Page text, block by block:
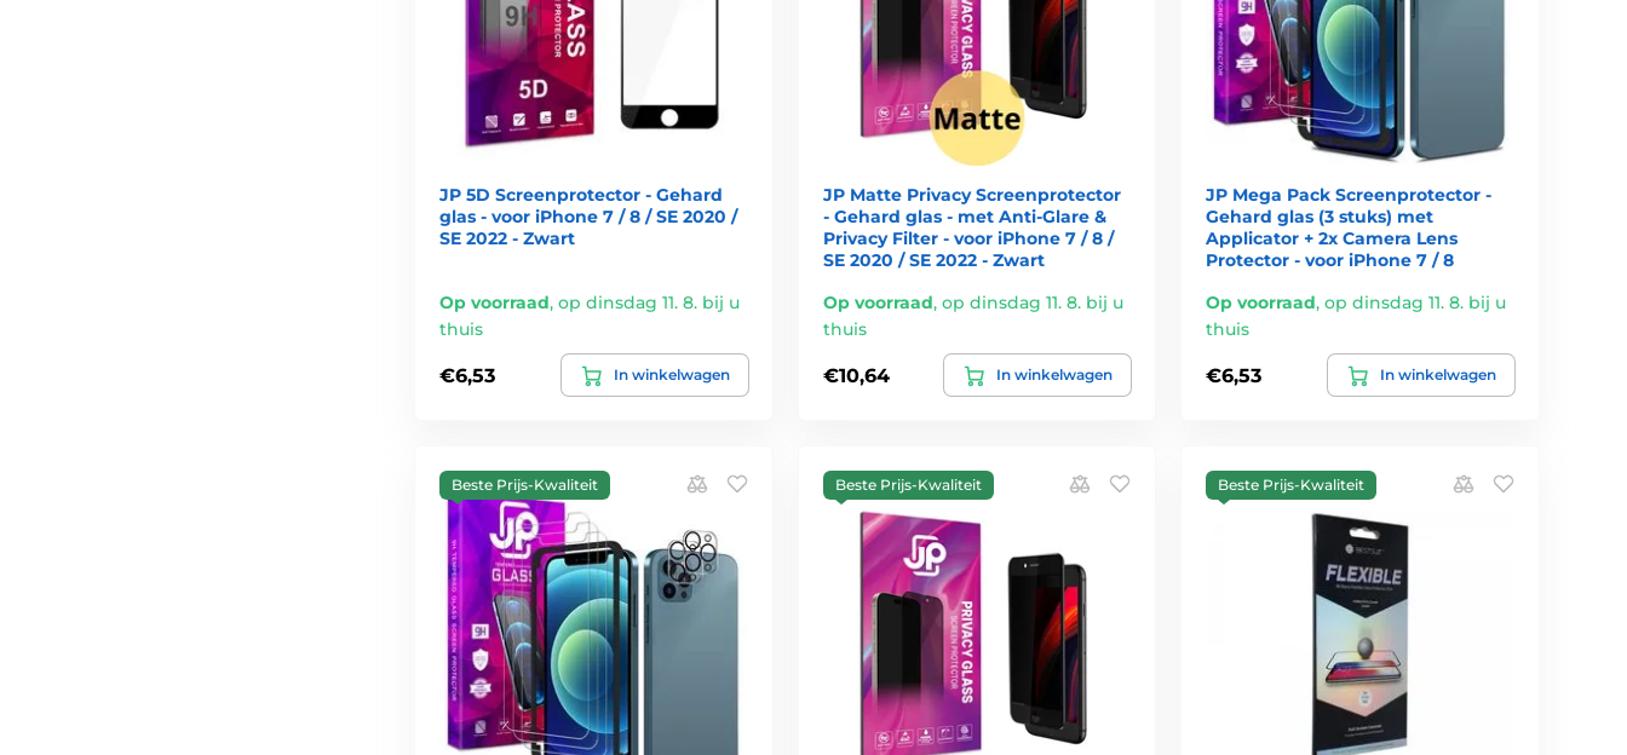
JP 5D Screenprotector - Gehard
glas - voor iPhone 7 / 8 / SE 2020 /
SE 2022 - Zwart
Op voorraad, op dinsdag 11. 8. bij u
thuis
€6,53 In winkelwagen
JP Matte Privacy Screenprotector
- Gehard glas - met Anti-Glare &
Privacy Filter - voor iPhone 7 / 8 /
SE 2020 / SE 2022 - Zwart
Op voorraad, op dinsdag 11. 8. bij u
thuis
€10,64 In winkelwagen
JP Mega Pack Screenprotector -
Gehard glas (3 stuks) met
Applicator + 2x Camera Lens
Protector - voor iPhone 7 / 8
Op voorraad,op dinsdag 11. 8. bij u
thuis
€6,53 In winkelwagen
Beste Prijs-Kwaliteit Beste Prijs-Kwaliteit Beste Prijs-Kwaliteit